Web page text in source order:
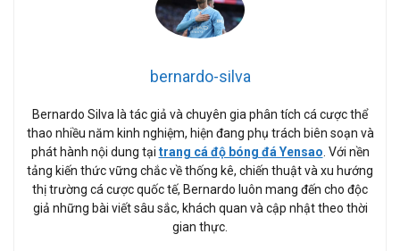
bernardo-silva
Bernardo Silva là tác giả và chuyên gia phân tích cá cược thể
thao nhiều năm kinh nghiệm, hiện đang phụ trách biên soạn và
phát hành nội dung tại trang cá độ bóng đá Yensao . Với nền
tảng kiến thức vững chắc về thống kê, chiến thuật và xu hướng
thị trường cá cược quốc tế, Bernardo luôn mang đến cho độc
giả những bài viết sâu sắc, khách quan và cập nhật theo thời
gian thực.